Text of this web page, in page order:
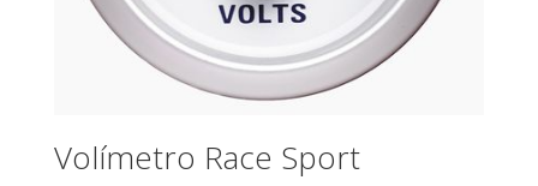
Volímetro Race Sport